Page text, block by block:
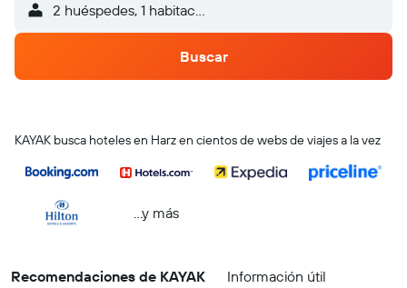
2 huéspedes, 1 habitación
Buscar
KAYAK busca hoteles en Harz en cientos de webs de viajes a la vez
...y más
Recomendaciones de KAYAK Información útil